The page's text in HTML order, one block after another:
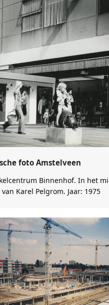
foto Amstelveen
Binnenhof. In het
Karel Pelgrom. Jaar: 1975